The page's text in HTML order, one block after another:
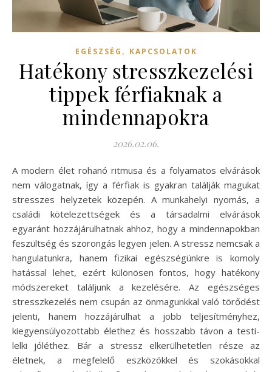
EGÉSZSÉG , KAPCSOLATOK
Hatékony stresszkezelési
tippek férfiaknak a
mindennapokra
2026.02.06.
A modern élet rohanó ritmusa és a folyamatos elvárások
nem válogatnak, így a férfiak is gyakran találják magukat
stresszes helyzetek közepén. A munkahelyi nyomás, a
családi kötelezettségek és a társadalmi elvárások
egyaránt hozzájárulhatnak ahhoz, hogy a mindennapokban
feszültség és szorongás legyen jelen. A stressz nemcsak a
hangulatunkra, hanem fizikai egészségünkre is komoly
hatással lehet, ezért különösen fontos, hogy hatékony
módszereket találjunk a kezelésére. Az egészséges
stresszkezelés nem csupán az önmagunkkal való törődést
jelenti, hanem hozzájárulhat a jobb teljesítményhez,
kiegyensúlyozottabb élethez és hosszabb távon a testi-
lelki jóléthez. Bár a stressz elkerülhetetlen része az
életnek, a megfelelő eszközökkel és szokásokkal